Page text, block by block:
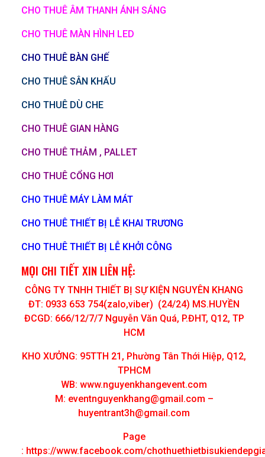
CHO THUÊ ÂM THANH ÁNH SÁNG
CHO THUÊ MÀN HÌNH LED
CHO THUÊ BÀN GHẾ
CHO THUÊ SÂN KHẤU
CHO THUÊ DÙ CHE
CHO THUÊ GIAN HÀNG
CHO THUÊ THẢM , PALLET
CHO THUÊ CỔNG HƠI
CHO THUÊ MÁY LÀM MÁT
CHO THUÊ THIẾT BỊ LỄ KHAI TRƯƠNG
CHO THUÊ THIẾT BỊ LỄ KHỞI CÔNG
MỌI CHI TIẾT XIN LIÊN HỆ:
CÔNG TY TNHH THIẾT BỊ SỰ KIỆN NGUYÊN KHANG
ĐT: 0933 653 754(zalo,viber) (24/24) MS.HUYỀN
ĐCGD: 666/12/7/7 Nguyễn Văn Quá, P.ĐHT, Q12, TP
HCM
KHO XƯỞNG: 95TTH 21, Phường Tân Thới Hiệp, Q12,
TPHCM
WB: www.nguyenkhangevent.com
M: eventnguyenkhang@gmail.com –
huyentrant3h@gmail.com
Page
: https://www.facebook.com/